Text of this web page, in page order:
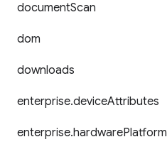
documentScan
dom
downloads
enterprise.deviceAttributes
enterprise.hardwarePlatform